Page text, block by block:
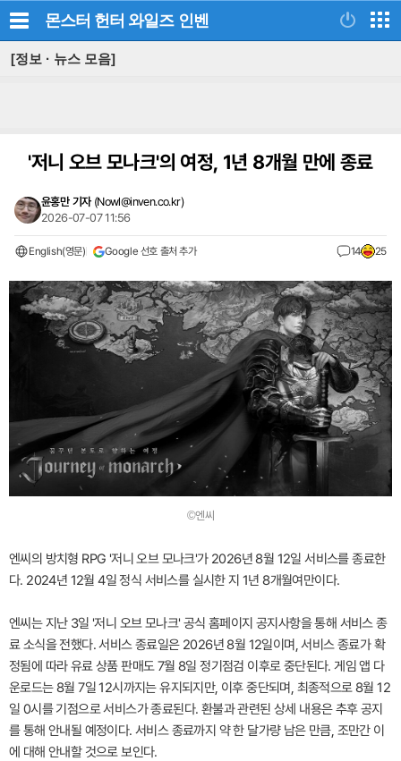
몬스터 헌터 와일즈 인벤
[정보 · 뉴스 모음]
'저니 오브 모나크'의 여정, 1년 8개월 만에 종료
윤홍만 기자 (Nowl@inven.co.kr)
2026-07-07 11:56
English(영문) Google 선호 출처 추가 14 25
©엔씨
엔씨의 방치형 RPG '저니 오브 모나크'가 2026년 8월 12일 서비스를 종료한
다. 2024년 12월 4일 정식 서비스를 실시한 지 1년 8개월여만이다.
엔씨는 지난 3일 '저니 오브 모나크' 공식 홈페이지 공지사항을 통해 서비스 종
료 소식을 전했다. 서비스 종료일은 2026년 8월 12일이며, 서비스 종료가 확
정됨에 따라 유료 상품 판매도 7월 8일 정기점검 이후로 중단된다. 게임 앱 다
운로드는 8월 7일 12시까지는 유지되지만, 이후 중단되며, 최종적으로 8월 12
일 0시를 기점으로 서비스가 종료된다. 환불과 관련된 상세 내용은 추후 공지
를 통해 안내될 예정이다. 서비스 종료까지 약 한 달가량 남은 만큼, 조만간 이
에 대해 안내할 것으로 보인다.